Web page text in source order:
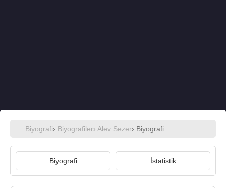
Biyografi› Biyografiler› Alev Sezer› Biyografi
Biyografi İstatistik